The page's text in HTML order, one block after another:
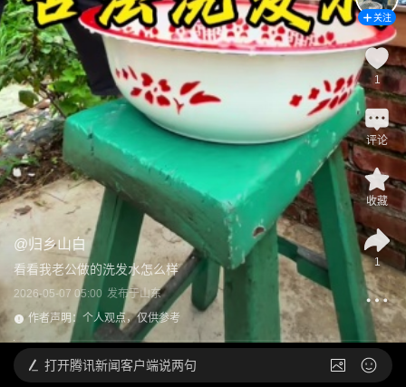
@归乡山白
看看我老公做的洗发水怎么样
2026-05-07 05:00 发布于山东
作者声明：个人观点，仅供参考
关注
1
评论
收藏
1
打开腾讯新闻客户端说两句